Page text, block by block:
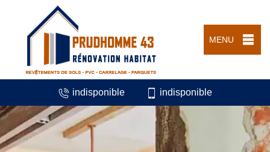
MENU
indisponible indisponible